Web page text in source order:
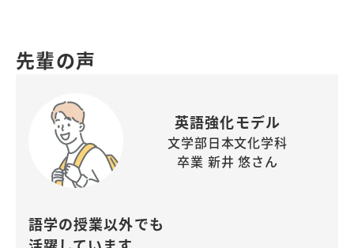
先輩の声
英語強化モデル
文学部日本文化学科
卒業 新井 悠さん
語学の授業以外でも